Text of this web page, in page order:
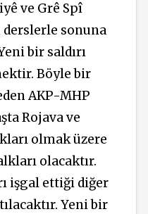
ve Grê Spî
derslerle sonuna
bir saldırı
Böyle bir
AKP-MHP
Rojava ve
olmak üzere
olacaktır.
işgal ettiği diğer
Yeni bir